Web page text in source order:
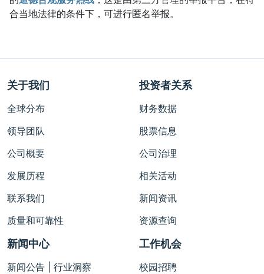
合当地法律的条件下，可进行匿名举报。
关于我们
全球分布
领导团队
公司概要
发展历程
联系我们
质量和可靠性
投资者关系
财务数据
股票信息
公司治理
相关活动
新闻资讯
资源查询
新闻中心
新闻公告 | 行业洞察
工作机会
校园招聘